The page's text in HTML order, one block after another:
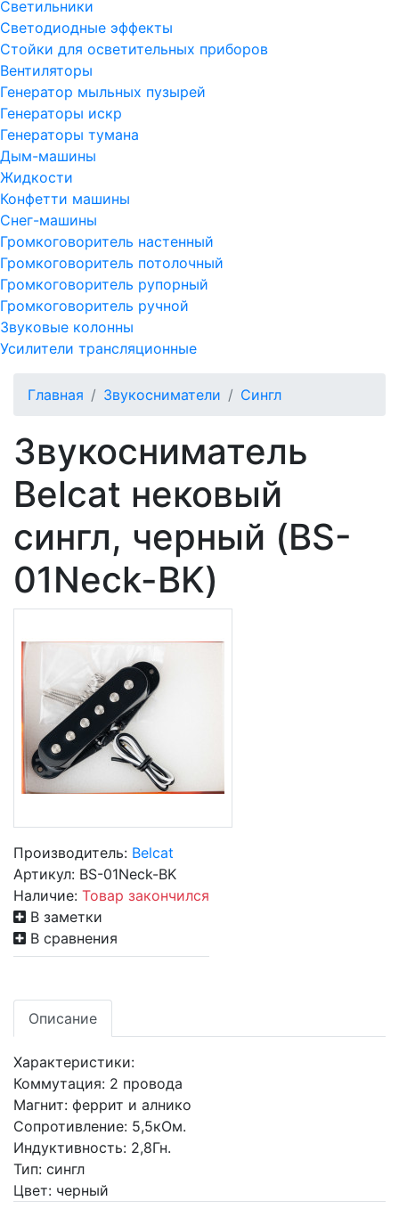
Светильники
Светодиодные эффекты
Стойки для осветительных приборов
Вентиляторы
Генератор мыльных пузырей
Генераторы искр
Генераторы тумана
Дым-машины
Жидкости
Конфетти машины
Снег-машины
Громкоговоритель настенный
Громкоговоритель потолочный
Громкоговоритель рупорный
Громкоговоритель ручной
Звуковые колонны
Усилители трансляционные
Главная Звукосниматели Сингл
Звукосниматель
Belcat нековый
сингл, черный (BS-
01Neck-BK)
Производитель: Belcat
Артикул: BS-01Neck-BK
Наличие: Товар закончился
В заметки
В сравнения
Описание
Характеристики:
Коммутация: 2 провода
Магнит: феррит и алнико
Сопротивление: 5,5кОм.
Индуктивность: 2,8Гн.
Тип: сингл
Цвет: черный